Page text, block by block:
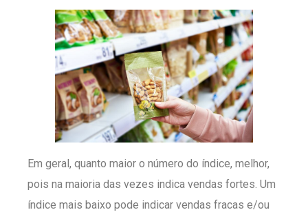
Em geral, quanto maior o número do índice, melhor,
pois na maioria das vezes indica vendas fortes. Um
índice mais baixo pode indicar vendas fracas e/ou